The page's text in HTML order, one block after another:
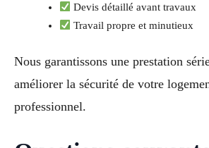
Devis détaillé avant travaux
Travail propre et minutieux
Nous garantissons une prestation
améliorer la sécurité de votre
professionnel.